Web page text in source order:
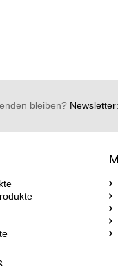
bleiben?Newsletter: